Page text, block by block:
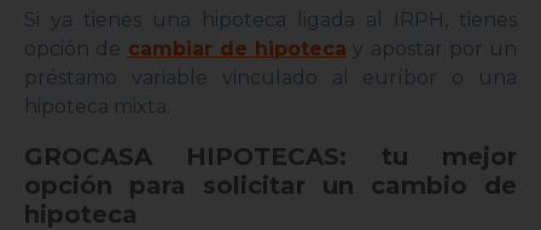
Si ya tienes una hipoteca ligada al IRPH, tienes
opción de cambiar de hipoteca y apostar por un
préstamo variable vinculado al euríbor o una
hipoteca mixta.
GROCASA HIPOTECAS: tu mejor
opción para solicitar un cambio de
hipoteca